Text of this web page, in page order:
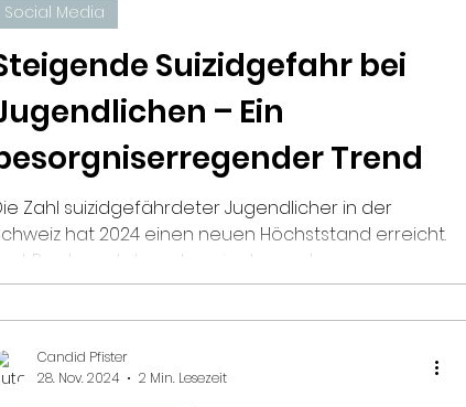
Suizidgefahr bei
– Ein
Trend
Zahl suizidgefährdeter Jugendlicher in der
hat 2024 einen neuen Höchststand erreicht.
Pro Juventute gab es in den ersten...
Social Media
Candid Pfister
28. Nov. 2024
2 Min. Lesezeit